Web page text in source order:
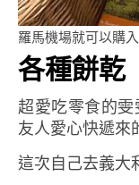
羅馬機場就可以購
各種餅乾
超愛吃零食的
友人愛心快遞來
這次自己去義大